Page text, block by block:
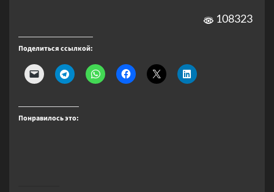
108323
Поделиться ссылкой:
Понравилось это: